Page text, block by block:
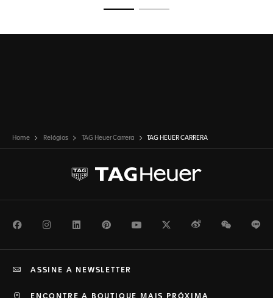
Home Relógios TAG Heuer Carrera TAG HEUER CARRERA
FacebookInstagramLinkedInPinterestYoutubeTwitterWeiboWeChat
ASSINE A NEWSLETTER